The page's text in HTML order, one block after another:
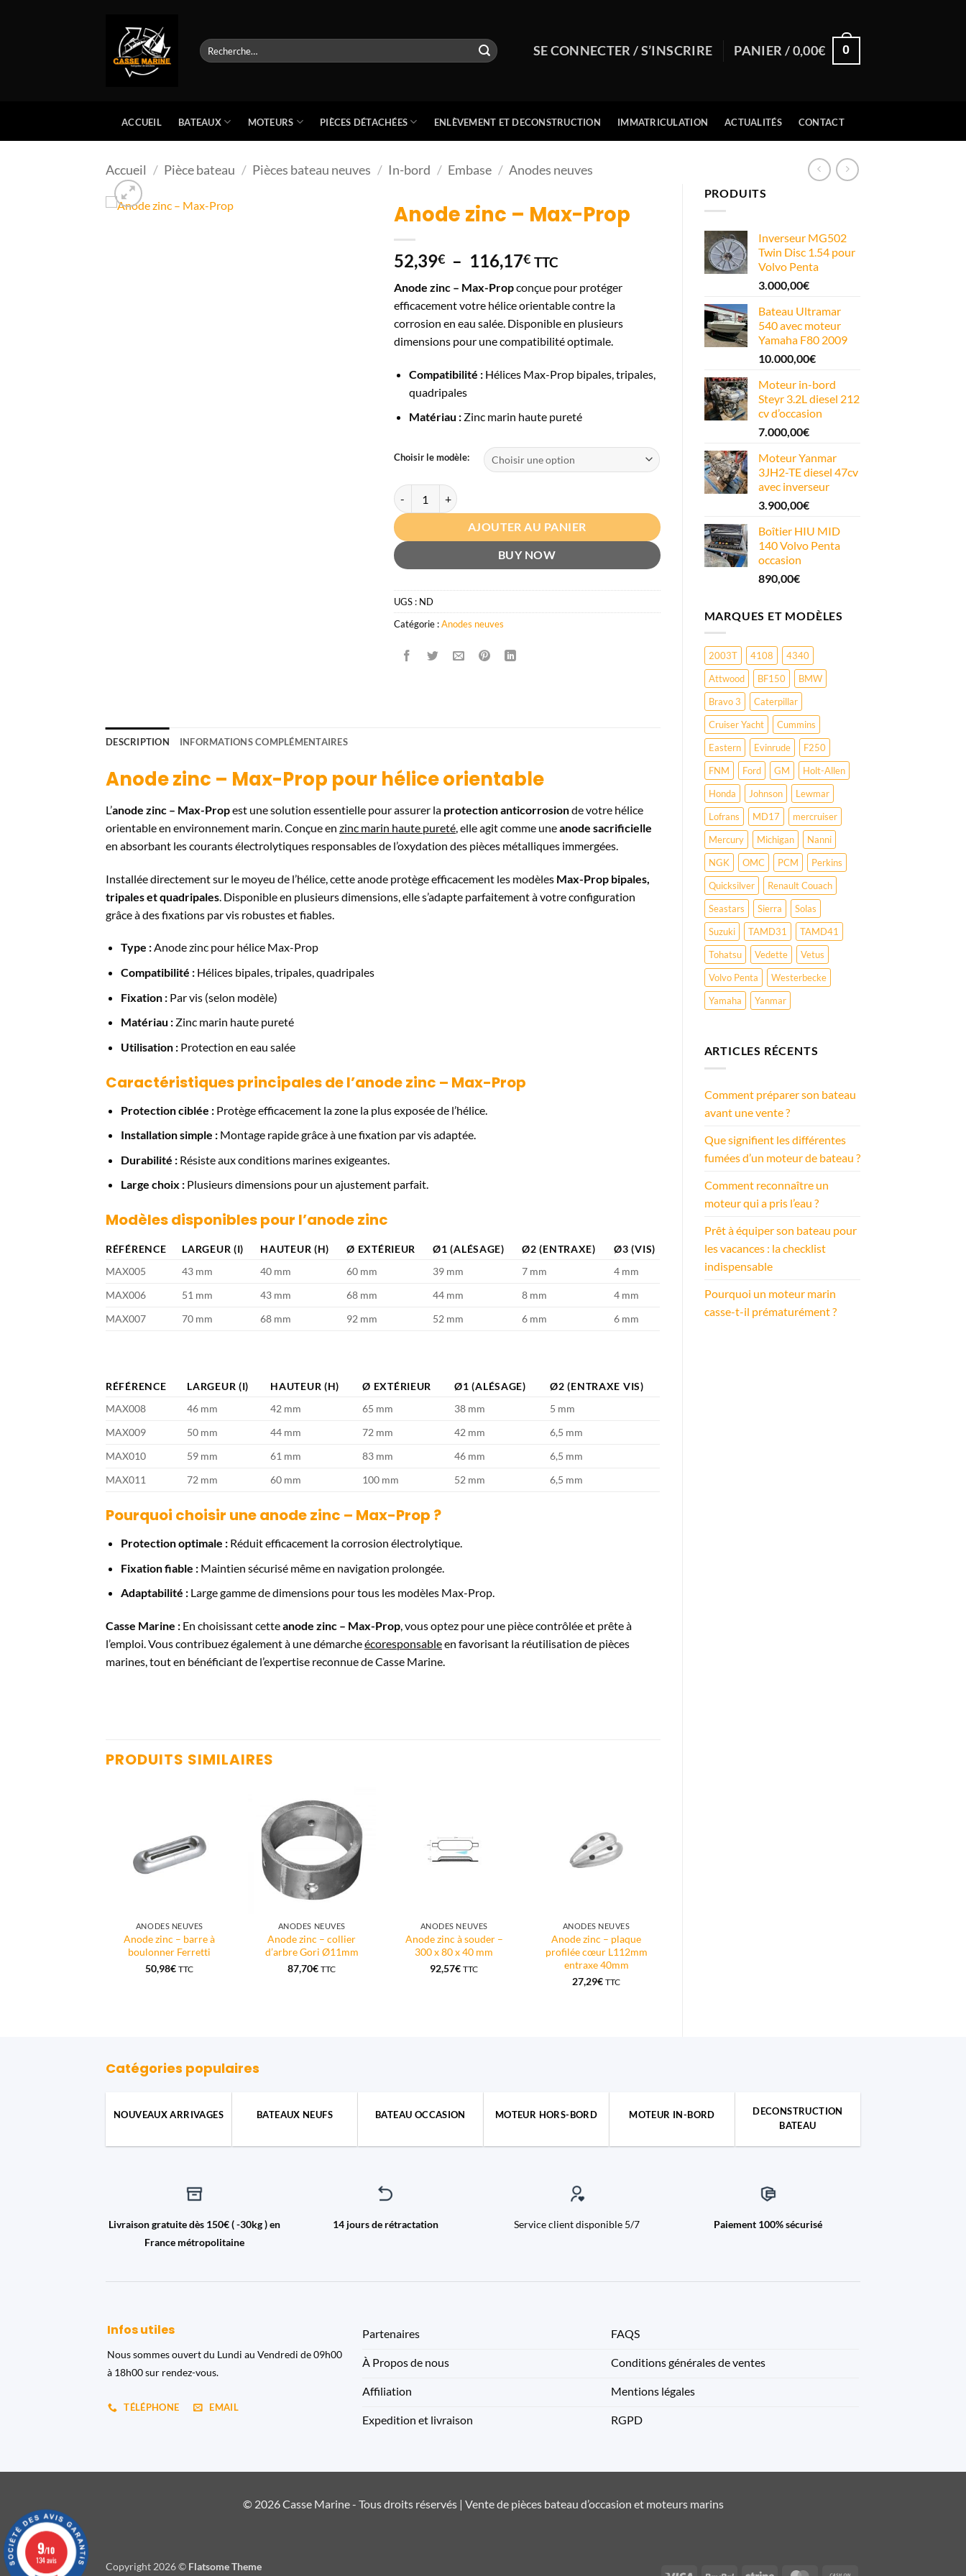
Recherche
pour :
SE CONNECTER / S’INSCRIRE PANIER /0,00€ 0
ACCUEIL BATEAUX MOTEURS PIÈCES DÉTACHÉES ENLÈVEMENT ET DECONSTRUCTION IMMATRICULATION ACTUALITÉS CONTACT
Accueil / Pièce bateau / Pièces bateau neuves / In-bord / Embase / Anodes neuves
PRODUITS
Inverseur MG502
Twin Disc 1.54 pour
Volvo Penta
3.000,00€
Bateau Ultramar
540 avec moteur
Yamaha F80 2009
10.000,00€
Moteur in-bord
Steyr 3.2L diesel 212
cv d’occasion
7.000,00€
Moteur Yanmar
3JH2-TE diesel 47cv
avec inverseur
3.900,00€
Boîtier HIU MID
140 Volvo Penta
occasion
890,00€
MARQUES ET MODÈLES
2003T 4108
4340
Attwood
BF150
BMW
Bravo 3
Caterpillar
Cruiser Yacht
Cummins
Eastern
Evinrude
F250
FNM
Ford GM
Holt-Allen
Honda
Johnson
Lewmar
Lofrans
MD17
mercruiser
Mercury
Michigan
Nanni
NGK
OMC PCM
Perkins
Quicksilver
Renault Couach
Seastars
Sierra
Solas
Suzuki
TAMD31
TAMD41
Tohatsu
Vedette
Vetus
Volvo Penta
Westerbecke
Yamaha
Yanmar
ARTICLES RÉCENTS
Comment préparer son bateau
avant une vente ?
Que signifient les différentes
fumées d’un moteur de bateau ?
Comment reconnaître un
moteur qui a pris l’eau ?
Prêt à équiper son bateau pour
les vacances : la checklist
indispensable
Pourquoi un moteur marin
casse-t-il prématurément ?
Anode zinc – Max-Prop
52,39€ – 116,17€Plage
prix :
52,39€
à
116,17€
TTC
Anode zinc – Max-Propconçue pour protéger
efficacement votre hélice orientable contre la
corrosion en eau salée. Disponible en plusieurs
dimensions pour une compatibilité optimale.
Compatibilité :Hélices Max-Prop bipales, tripales,
quadripales
Matériau :Zinc marin haute pureté
Choisir le modèle:
quantité de Anode zinc – Max-Prop
AJOUTER AU PANIER
BUY NOW
UGS : ND
Catégorie :Anodes neuves
DESCRIPTION INFORMATIONS COMPLÉMENTAIRES
Anode zinc – Max-Prop pour hélice orientable
L’anode zinc – Max-Propest une solution essentielle pour assurer la protection anticorrosionde votre hélice
orientable en environnement marin. Conçue en zinc marin haute pureté, elle agit comme uneanode sacrificielle
en absorbant les courants électrolytiques responsables de l’oxydation des pièces métalliques immergées.
Installée directement sur le moyeu de l’hélice, cette anode protège efficacement les modèles Max-Prop bipales,
tripales et quadripales . Disponible en plusieurs dimensions, elle s’adapte parfaitement à votre configuration
grâce à des fixations par vis robustes et fiables.
Type :Anode zinc pour hélice Max-Prop
Compatibilité :Hélices bipales, tripales, quadripales
Fixation :Par vis (selon modèle)
Matériau :Zinc marin haute pureté
Utilisation :Protection en eau salée
Caractéristiques principales de l’anode zinc – Max-Prop
Protection ciblée :Protège efficacement la zone la plus exposée de l’hélice.
Installation simple :Montage rapide grâce à une fixation par vis adaptée.
Durabilité :Résiste aux conditions marines exigeantes.
Large choix :Plusieurs dimensions pour un ajustement parfait.
Modèles disponibles pour l’anode zinc
RÉFÉRENCE LARGEUR (I) HAUTEUR (H) Ø EXTÉRIEUR Ø1 (ALÉSAGE) Ø2 (ENTRAXE)
Ø3 (VIS)
MAX005
43 mm 40 mm 60 mm 39 mm 7 mm
4 mm
MAX006
51 mm 43 mm 68 mm 44 mm 8 mm
4 mm
MAX007
70 mm 68 mm 92 mm 52 mm 6 mm 6 mm
RÉFÉRENCE LARGEUR (I) HAUTEUR (H) Ø EXTÉRIEUR Ø1 (ALÉSAGE)
Ø2 (ENTRAXE VIS)
MAX008
46 mm 42 mm 65 mm 38 mm
5 mm
MAX009
50 mm 44 mm 72 mm 42 mm
6,5 mm
MAX010
59 mm 61 mm 83 mm 46 mm
6,5 mm
MAX011
72 mm 60 mm 100 mm 52 mm 6,5 mm
Pourquoi choisir une anode zinc – Max-Prop ?
Protection optimale :Réduit efficacement la corrosion électrolytique.
Fixation fiable :Maintien sécurisé même en navigation prolongée.
Adaptabilité :Large gamme de dimensions pour tous les modèles Max-Prop.
Casse Marine : En choisissant cetteanode zinc – Max-Prop, vous optez pour une pièce contrôlée et prête à
l’emploi. Vous contribuez également à une démarcheécoresponsableen favorisant la réutilisation de pièces
marines, tout en bénéficiant de l’expertise reconnue de Casse Marine.
PRODUITS SIMILAIRES
ANODES NEUVES
Anode zinc – barre à
boulonner Ferretti
50,98€ TTC
ANODES NEUVES
Anode zinc – collier
d’arbre Gori Ø11mm
87,70€ TTC
ANODES NEUVES
Anode zinc à souder –
300 x 80 x 40 mm
92,57€ TTC
ANODES NEUVES
Anode zinc – plaque
profilée cœur L112mm
entraxe 40mm
27,29€ TTC
Catégories populaires
NOUVEAUX ARRIVAGES BATEAUX NEUFS BATEAU OCCASION MOTEUR HORS-BORD MOTEUR IN-BORD
DECONSTRUCTION
BATEAU
Livraison gratuite dès 150€ ( -30kg ) en
France métropolitaine
14 jours de rétractation Service client disponible 5/7 Paiement 100% sécurisé
Infos utiles
Nous sommes ouvert du Lundi au Vendredi de 09h00
à 18h00 sur rendez-vous.
TÉLÉPHONE EMAIL
Partenaires
À Propos de nous
Affiliation
Expedition et livraison
FAQS
Conditions générales de ventes
Mentions légales
RGPD
© 2026 Casse Marine - Tous droits réservés | Vente de pièces bateau d’occasion et moteurs marins
Copyright 2026 © Flatsome Theme
9/10
134 avis